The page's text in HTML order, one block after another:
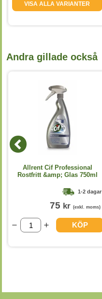
VISA ALLA VARIANTER
Andra gillade också
Allrent Cif Professional
Rostfritt &amp; Glas 750ml
1-2 dagar
75 kr (exkl. moms)
KÖP